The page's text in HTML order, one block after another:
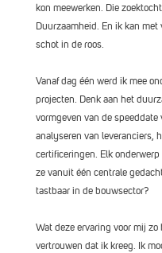
kon meewerken. Die
Duurzaamheid. En ik kan
schot in de roos.
Vanaf dag één werd ik mee
projecten. Denk aan het
vormgeven van de
analyseren van leveranciers,
certificeringen. Elk
ze vanuit één centrale
tastbaar in de bouwsector?
Wat deze ervaring voor mij
vertrouwen dat ik kreeg. Ik